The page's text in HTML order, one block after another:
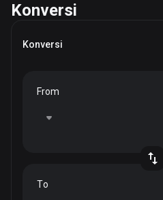
Konversi
Konversi
From
To